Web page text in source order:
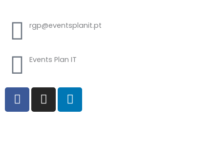
rgp@eventsplanit.pt
Events Plan IT
F
a
c
I
n
s
L
i
n